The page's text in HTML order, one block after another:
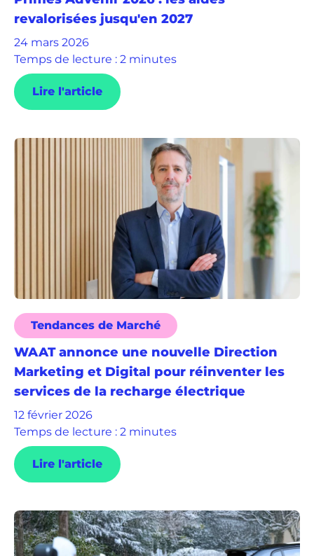
revalorisées jusqu'en 2027
24 mars 2026
Temps de lecture : 2 minutes
Lire l'article
Tendances de Marché
WAAT annonce une nouvelle Direction
Marketing et Digital pour réinventer les
services de la recharge électrique
12 février 2026
Temps de lecture : 2 minutes
Lire l'article